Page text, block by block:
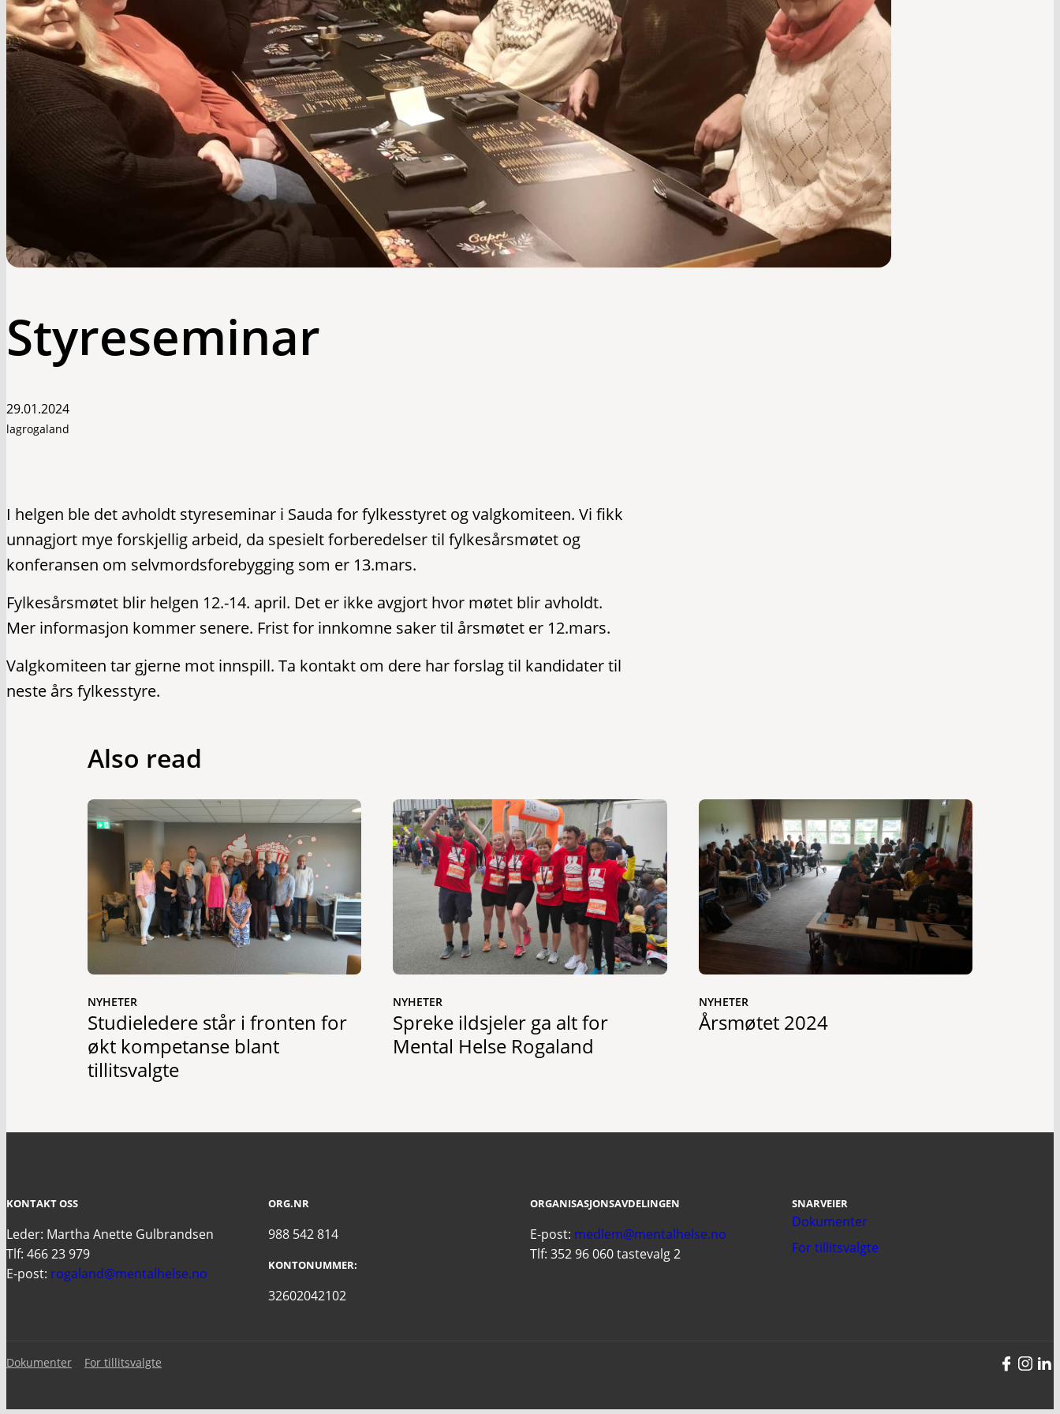
Styreseminar
29.01.2024
lagrogaland
I helgen ble det avholdt styreseminar i Sauda for fylkesstyret og valgkomiteen. Vi fikk
unnagjort mye forskjellig arbeid, da spesielt forberedelser til fylkesårsmøtet og
konferansen om selvmordsforebygging som er 13.mars.
Fylkesårsmøtet blir helgen 12.-14. april. Det er ikke avgjort hvor møtet blir avholdt.
Mer informasjon kommer senere. Frist for innkomne saker til årsmøtet er 12.mars.
Valgkomiteen tar gjerne mot innspill. Ta kontakt om dere har forslag til kandidater til
neste års fylkesstyre.
Also read
NYHETER
Studieledere står i fronten for
økt kompetanse blant
tillitsvalgte
NYHETER
Spreke ildsjeler ga alt for
Mental Helse Rogaland
NYHETER
Årsmøtet 2024
KONTAKT OSS
Leder: Martha Anette Gulbrandsen
Tlf: 466 23 979
E-post: rogaland@mentalhelse.no
ORG.NR
988 542 814
KONTONUMMER:
32602042102
ORGANISASJONSAVDELINGEN
E-post: medlem@mentalhelse.no
Tlf: 352 96 060 tastevalg 2
SNARVEIER
Dokumenter
For tillitsvalgte
Dokumenter For tillitsvalgte